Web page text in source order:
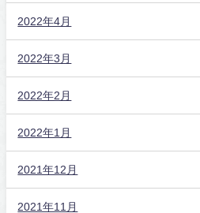
2022年4月
2022年3月
2022年2月
2022年1月
2021年12月
2021年11月